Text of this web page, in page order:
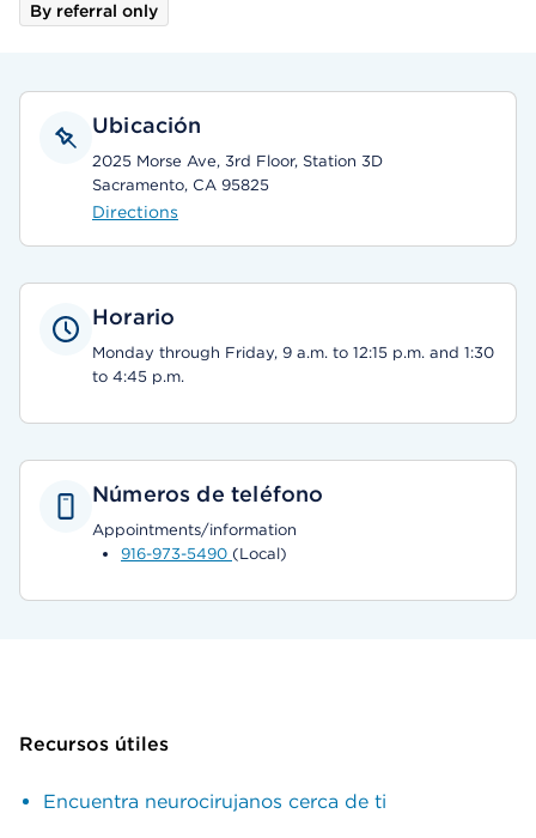
By referral only
Ubicación
2025 Morse Ave, 3rd Floor, Station 3D
Sacramento, CA 95825
Directions
Horario
Monday through Friday, 9 a.m. to 12:15 p.m. and 1:30
to 4:45 p.m.
Números de teléfono
Appointments/information
916-973-5490 (Local)
Recursos útiles
Encuentra neurocirujanos cerca de ti